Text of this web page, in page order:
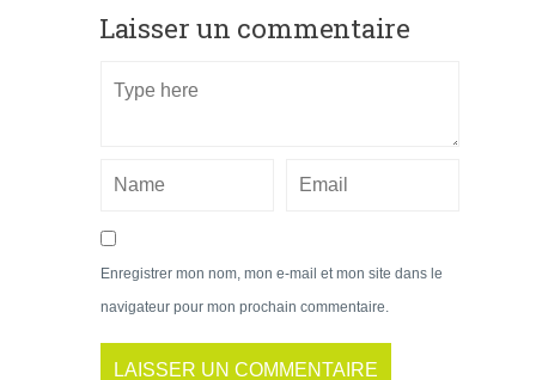
Laisser un commentaire
Enregistrer mon nom, mon e-mail et mon site dans le
navigateur pour mon prochain commentaire.